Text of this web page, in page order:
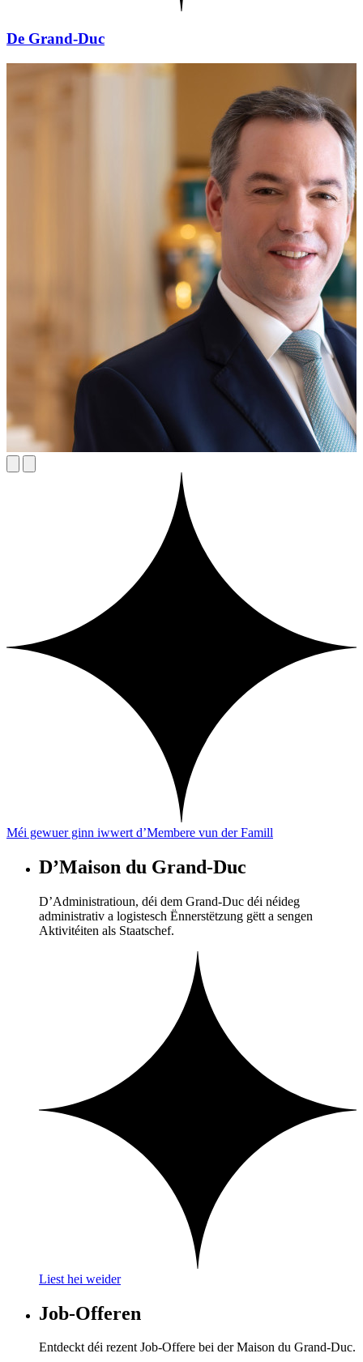
De Grand-Duc
Méi gewuer ginn iwwert d’Membere vun der Famill
D’Maison du Grand-Duc
D’Administratioun, déi dem Grand-Duc déi néideg
administrativ a logistesch Ënnerstëtzung gëtt a sengen
Aktivitéiten als Staatschef.
Liest hei weider
Job-Offeren
Entdeckt déi rezent Job-Offere bei der Maison du Grand-Duc.